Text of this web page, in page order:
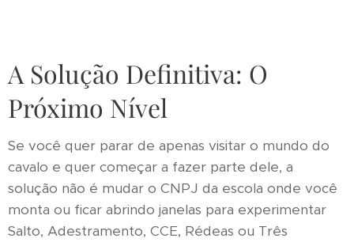
A Solução Definitiva: O
Próximo Nível
Se você quer parar de apenas visitar o mundo do
cavalo e quer começar a fazer parte dele, a
solução não é mudar o CNPJ da escola onde você
monta ou ficar abrindo janelas para experimentar
Salto, Adestramento, CCE, Rédeas ou Três